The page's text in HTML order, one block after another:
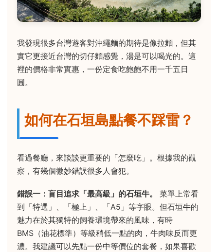
我發現很多台灣遊客對沖繩麵的期待是像拉麵，但其
實它更接近台灣的切仔麵感覺，湯是可以喝光的。這
裡的價格非常實惠，一份定食吃飽飽不用一千五日
圓。
如何在石垣島點餐不踩雷？
看過餐廳，來談談更重要的「怎麼吃」。根據我的觀
察，有幾個微妙錯誤很多人會犯。
錯誤一：盲目追求「最高級」的石垣牛。
菜單上常看
到「特選」、「極上」、「A5」等字眼。但石垣牛的
魅力在於其獨特的飼養環境帶來的風味，有時
BMS（油花標準）等級稍低一點的肉，牛肉味反而更
濃。我建議可以先點一份中等價位的套餐，如果喜歡